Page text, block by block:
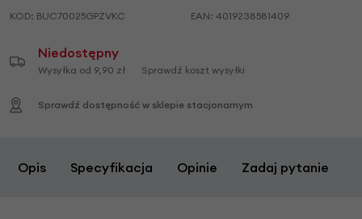
KOD: BUC70025GPZVKC EAN: 4019238581409
Niedostępny
Wysyłka od 9,90 zł Sprawdź koszt wysyłki
Sprawdź dostępność w sklepie stacjonarnym
Opis Specyfikacja Opinie Zadaj pytanie